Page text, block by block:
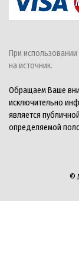
При
на источник.
Обращаем Ваше
исключительно
является
определяемой
©